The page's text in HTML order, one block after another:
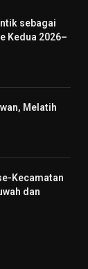
sebagai
Kedua 2026–
Melatih
Kecamatan
dan